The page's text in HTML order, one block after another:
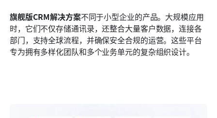
旗舰版CRM解决方案不同于小型企业的产品。大规模应用
时，它们不仅存储通讯录，还整合大量客户数据，连接各
部门，支持全球流程，并确保安全合规的运营。这些平台
专为拥有多样化团队和多个业务单元的复杂组织设计。